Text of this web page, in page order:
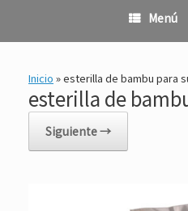
Menú
Inicio »esterilla de bambu para
esterilla de
Siguiente →